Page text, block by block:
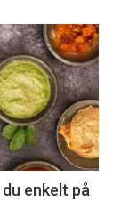
enkelt på